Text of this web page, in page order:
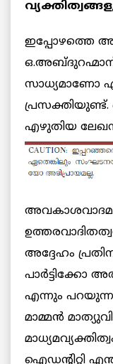
ഇപ്പോഴത്തെ
സാധ്യമാണോ
പ്രസക്തിയുണ്ട്.
എഴുതിയ
അദ്ദേഹം
പാര്‍ട്ടിക്കോ
എന്നും
മാമ്മന്‍
ഐഡന്റിറ്റി